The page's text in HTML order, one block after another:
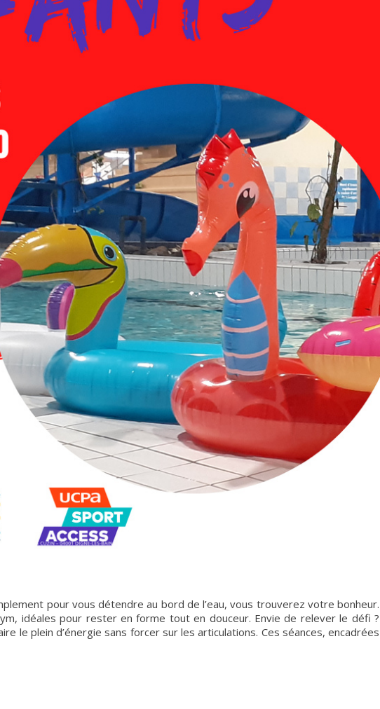
pour vous détendre au bord de l’eau, vous trouverez votre bonheur.
idéales pour rester en forme tout en douceur. Envie de relever le défi ?
le plein d’énergie sans forcer sur les articulations. Ces séances, encadrées